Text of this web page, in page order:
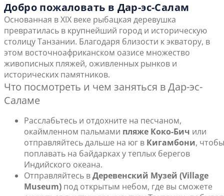
Добро пожаловать в Дар-эс-Салам
Основанная в XIX веке рыбацкая деревушка
превратилась в крупнейший город и историческую
столицу Танзании. Благодаря близости к экватору, в
этом восточноафриканском оазисе множество
живописных пляжей, оживленных рынков и
исторических памятников.
Что посмотреть и чем заняться в Дар-эс-
Саламе
Расслабьтесь и отдохните на песчаном,
окаймленном пальмами пляже Коко-Бич или
отправляйтесь дальше на юг в Кигамбони, чтобы
поплавать на байдарках у теплых берегов
Индийского океана.
Отправляйтесь вДеревенский Музей (Village
Museum) под открытым небом, где вы сможете